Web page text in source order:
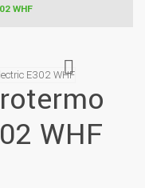
WHF
WHF